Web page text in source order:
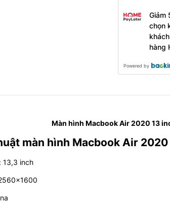
Giảm
chọn
hàng
Powered by
Màn hình Macbook Air 2020 13
màn hình Macbook Air 2020
13,3 inch